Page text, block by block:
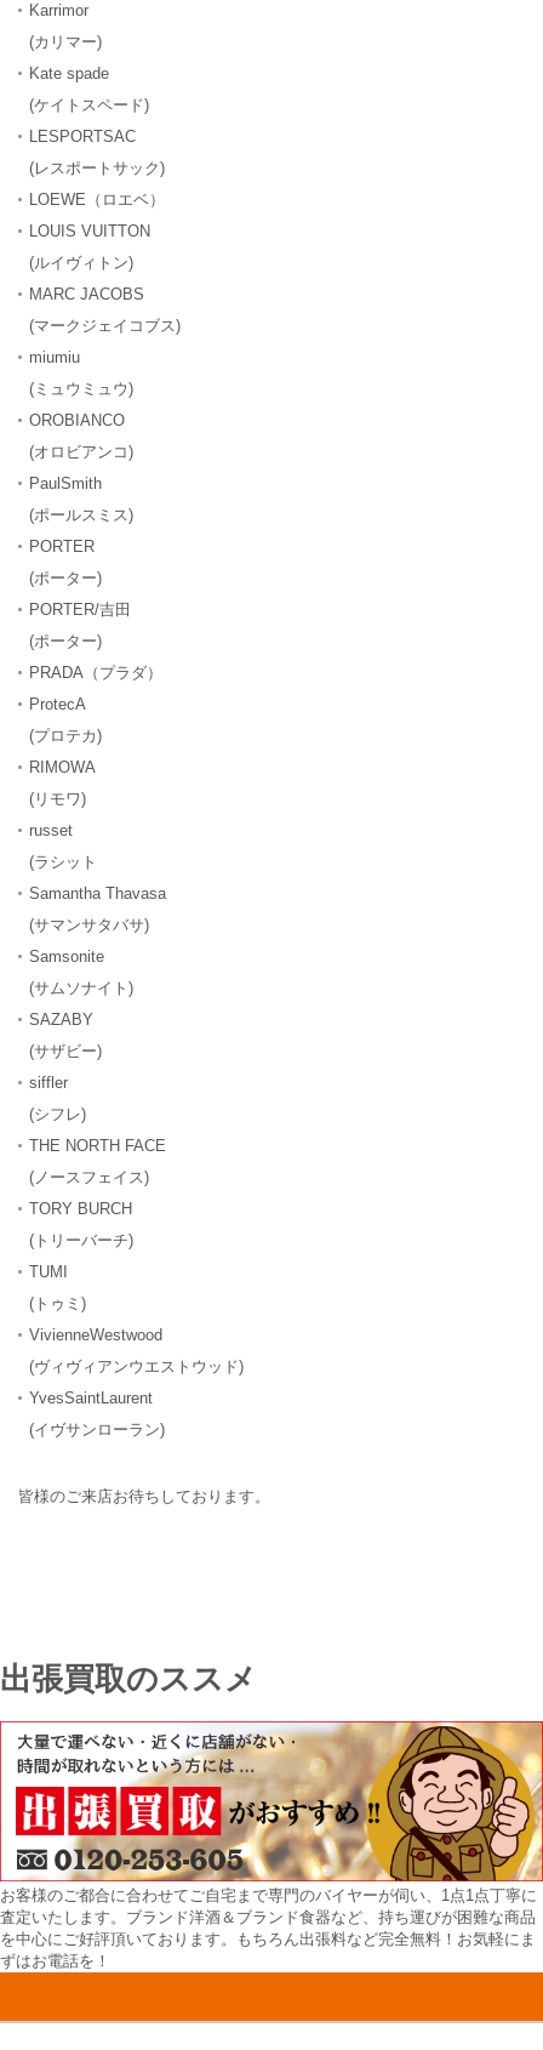
Karrimor
(カリマー)
Kate spade
(ケイトスペード)
LESPORTSAC
(レスポートサック)
LOEWE（ロエベ）
LOUIS VUITTON
(ルイヴィトン)
MARC JACOBS
(マークジェイコブス)
miumiu
(ミュウミュウ)
OROBIANCO
(オロビアンコ)
PaulSmith
(ポールスミス)
PORTER
(ポーター)
PORTER/吉田
(ポーター)
PRADA（プラダ）
ProtecA
(プロテカ)
RIMOWA
(リモワ)
russet
(ラシット
Samantha Thavasa
(サマンサタバサ)
Samsonite
(サムソナイト)
SAZABY
(サザビー)
siffler
(シフレ)
THE NORTH FACE
(ノースフェイス)
TORY BURCH
(トリーバーチ)
TUMI
(トゥミ)
VivienneWestwood
(ヴィヴィアンウエストウッド)
YvesSaintLaurent
(イヴサンローラン)
皆様のご来店お待ちしております。
出張買取のススメ
お客様のご都合に合わせてご自宅まで専門のバイヤーが伺い、1点1点丁寧に
査定いたします。ブランド洋酒＆ブランド食器など、持ち運びが困難な商品
を中心にご好評頂いております。もちろん出張料など完全無料！お気軽にま
ずはお電話を！